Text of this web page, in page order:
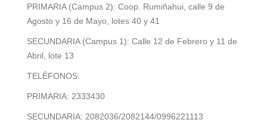
PRIMARIA (Campus 2): Coop. Rumiñahui, calle 9 de
Agosto y 16 de Mayo, lotes 40 y 41
SECUNDARIA (Campus 1): Calle 12 de Febrero y 11 de
Abril, lote 13
TELÉFONOS:
PRIMARIA: 2333430
SECUNDARIA: 2082036/2082144/0996221113